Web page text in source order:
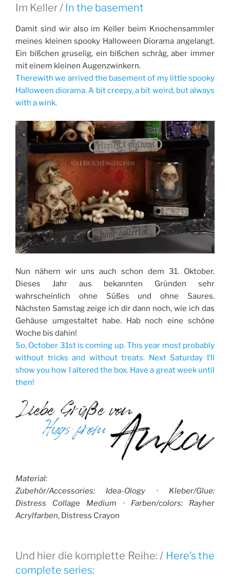
Im Keller / In the basement
Damit sind wir also im Keller beim Knochensammler
meines kleinen spooky Halloween Diorama angelangt.
Ein bißchen gruselig, ein bißchen schräg, aber immer
mit einem kleinen Augenzwinkern.
Therewith we arrived the basement of my little spooky
Halloween diorama. A bit creepy, a bit weird, but always
with a wink.
Nun nähern wir uns auch schon dem 31. Oktober.
Dieses Jahr aus bekannten Gründen sehr
wahrscheinlich ohne Süßes und ohne Saures.
Nächsten Samstag zeige ich dir dann noch, wie ich das
Gehäuse umgestaltet habe. Hab noch eine schöne
Woche bis dahin!
So, October 31st is coming up. This year most probably
without tricks and without treats. Next Saturday I’ll
show you how I altered the box. Have a great week until
then!
Material:
Zubehör/Accessories: Idea-Ology · Kleber/Glue:
Distress Collage Medium · Farben/colors: Rayher
Acrylfarben, Distress Crayon
Und hier die komplette Reihe: / Here’s the
complete series: